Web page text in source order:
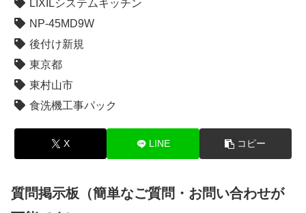
LIXILシステムキッチン
NP-45MD9W
後付け新規
東京都
東村山市
食洗機工事パック
X LINE コピー
質問掲示板（簡単なご質問・お問い合わせが